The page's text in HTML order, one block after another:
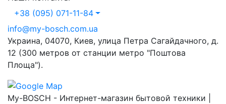
+38 (095) 071-11-84
info@my-bosch.com.ua
Украина, 04070, Киев, улица Петра Сагайдачного, д.
12 (300 метров от станции метро "Поштова
Площа").
My-BOSCH - Интернет-магазин бытовой техники |